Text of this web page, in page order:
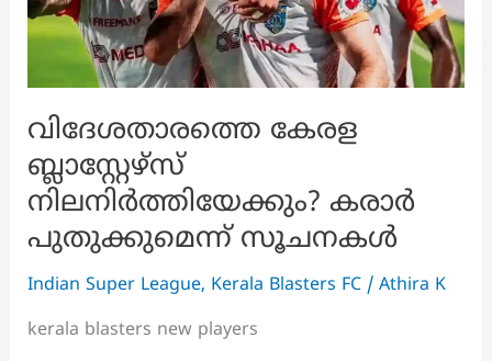
വിദേശതാരത്തെ കേരള
ബ്ലാസ്റ്റേഴ്‌സ്
നിലനിർത്തിയേക്കും? കരാർ
പുതുക്കുമെന്ന് സൂചനകൾ
Indian Super League, Kerala Blasters FC/ Athira K
kerala blasters new players